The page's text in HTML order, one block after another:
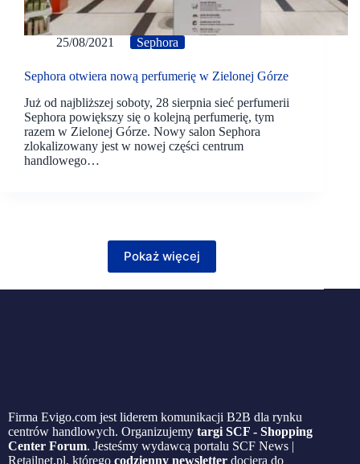
25/08/2021 Sephora
Sephora otwiera nową perfumerię w Zielonej Górze
Już od najbliższej soboty, 28 sierpnia sieć perfumerii
Sephora powiększy się o kolejną perfumerię, tym
razem w Zielonej Górze. Nowy salon Sephora
zlokalizowany jest w nowej części centrum
handlowego…
Pokaż więcej
Firma Evigo.com jest liderem komunikacji B2B dla rynku
centrów handlowych. Organizujemy targi SCF - Shopping
Center Forum. Jesteśmy wydawcą portalu SCF News |
Retailnet.pl, którego codzienny newsletter dociera do